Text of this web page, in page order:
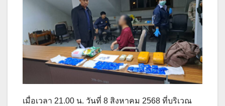
เมื่อเวลา 21.00 น. วันที่ 8 สิงหาคม 2568 ที่บริเวณ